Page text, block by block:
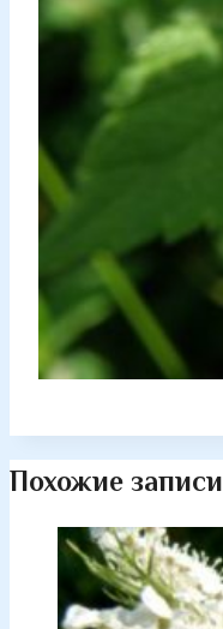
Похожие записи